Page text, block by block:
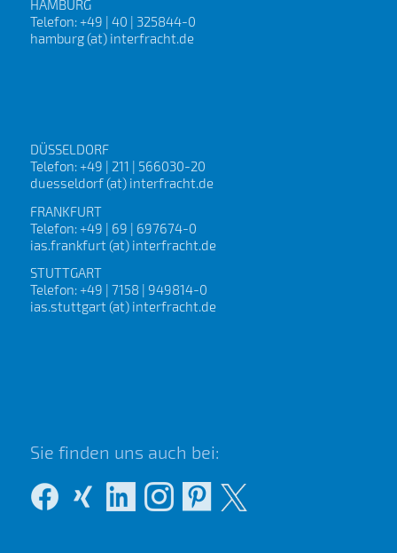
HAMBURG
Telefon: +49 | 40 | 325844-0
hamburg (at) interfracht.de
DÜSSELDORF
Telefon: +49 | 211 | 566030-20
duesseldorf (at) interfracht.de
FRANKFURT
Telefon: +49 | 69 | 697674-0
ias.frankfurt (at) interfracht.de
STUTTGART
Telefon: +49 | 7158 | 949814-0
ias.stuttgart (at) interfracht.de
Sie finden uns auch bei: